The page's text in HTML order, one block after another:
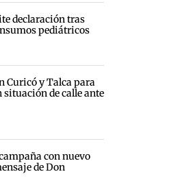
declaración tras
pediátricos
Curicó y Talca para
situación de calle ante
con nuevo
de Don